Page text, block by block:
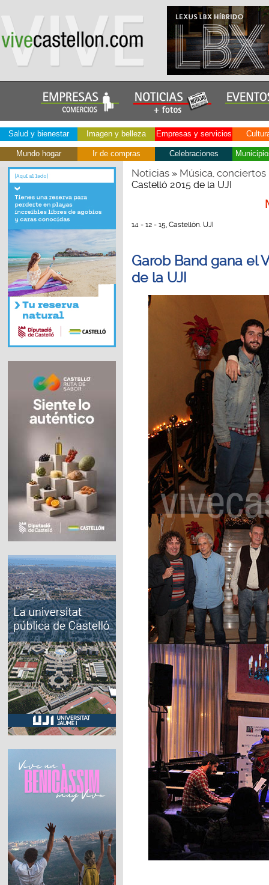
Salud y bienestar Imagen y belleza Empresas y servicios
Mundo hogar Ir de compras Celebraciones
Noticias» Música, conciertos
Castelló 2015 de la UJI
14 - 12 - 15, Castellón. UJI
Garob Band gana el
de la UJI